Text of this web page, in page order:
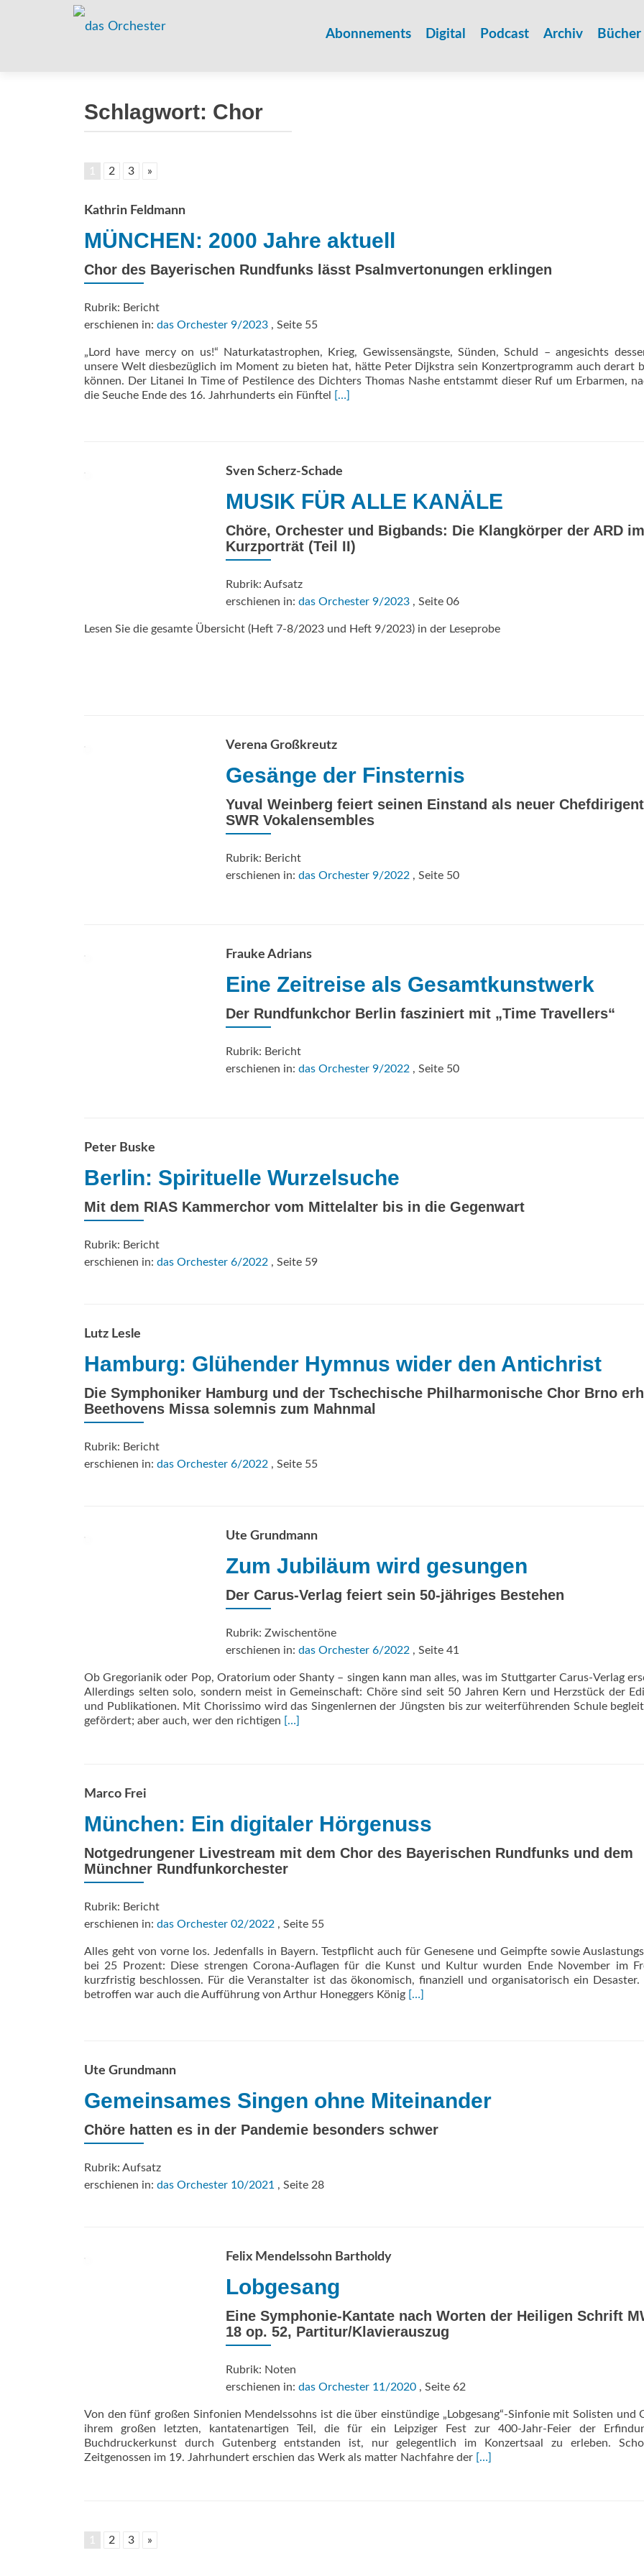
Abonnements Digital Podcast Archiv Bücher
Schlagwort: Chor
1 2 3 »
Kathrin Feldmann
MÜNCHEN: 2000 Jahre aktuell
Chor des Bayerischen Rundfunks lässt Psalmvertonungen erklingen
Rubrik: Bericht
erschienen in: das Orchester 9/2023 , Seite 55
„Lord have mercy on us!“ Naturkatastrophen, Krieg, Gewissensängste, Sünden, Schuld – angesichts
unsere Welt diesbezüglich im Moment zu bieten hat, hätte Peter Dijkstra sein Konzertprogramm auch derart
können. Der Litanei In Time of Pestilence des Dichters Thomas Nashe entstammt dieser Ruf um Erbarmen,
die Seuche Ende des 16. Jahrhunderts ein Fünftel
Read
Jahre
[…]
Sven Scherz-Schade
MUSIK FÜR ALLE KANÄLE
Chöre, Orchester und Bigbands: Die Klangkörper der ARD im
Kurzporträt (Teil II)
Rubrik: Aufsatz
erschienen in: das Orchester 9/2023 , Seite 06
Lesen Sie die gesamte Übersicht (Heft 7-8/2023 und Heft 9/2023) in der Leseprobe
Verena Großkreutz
Gesänge der Finsternis
Yuval Weinberg feiert seinen Einstand als neuer
SWR Vokalensembles
Rubrik: Bericht
erschienen in: das Orchester 9/2022 , Seite 50
Frauke Adrians
Eine Zeitreise als Gesamtkunstwerk
Der Rundfunkchor Berlin fasziniert mit „Time Travellers“
Rubrik: Bericht
erschienen in: das Orchester 9/2022 , Seite 50
Peter Buske
Berlin: Spirituelle Wurzelsuche
Mit dem RIAS Kammerchor vom Mittelalter bis in die Gegenwart
Rubrik: Bericht
erschienen in: das Orchester 6/2022 , Seite 59
Lutz Lesle
Hamburg: Glühender Hymnus wider den Antichrist
Die Symphoniker Hamburg und der Tschechische Philharmonische Chor Brno
Beethovens Missa solemnis zum Mahnmal
Rubrik: Bericht
erschienen in: das Orchester 6/2022 , Seite 55
Ute Grundmann
Zum Jubiläum wird gesungen
Der Carus-Verlag feiert sein 50-jähriges Bestehen
Rubrik: Zwischentöne
erschienen in: das Orchester 6/2022 , Seite 41
Ob Gregorianik oder Pop, Oratorium oder Shanty – singen kann man alles, was im Stuttgarter Carus-Verlag
Allerdings selten solo, sondern meist in Gemeinschaft: Chöre sind seit 50 Jahren Kern und Herzstück der
und Publikationen. Mit Chorissimo wird das Singenlernen der Jüngsten bis zur weiterführenden Schule
gefördert; aber auch, wer den richtigen Read
[…]
Marco Frei
München: Ein digitaler Hörgenuss
Notgedrungener Livestream mit dem Chor des Bayerischen Rundfunks und dem
Münchner Rundfunkorchester
Rubrik: Bericht
erschienen in: das Orchester 02/2022 , Seite 55
Alles geht von vorne los. Jedenfalls in Bayern. Testpflicht auch für Genesene und Geimpfte sowie
bei 25 Prozent: Diese strengen Corona-Auflagen für die Kunst und Kultur wurden Ende November im
kurzfristig beschlossen. Für die Veranstalter ist das ökonomisch, finanziell und organisatorisch ein Desaster.
betroffen war auch die Aufführung von Arthur Honeggers König Read
[…]
Ute Grundmann
Gemeinsames Singen ohne Miteinander
Chöre hatten es in der Pandemie besonders schwer
Rubrik: Aufsatz
erschienen in: das Orchester 10/2021 , Seite 28
Felix Mendelssohn Bartholdy
Lobgesang
Eine Symphonie-Kantate nach Worten der Heiligen Schrift
18 op. 52, Partitur/Klavierauszug
Rubrik: Noten
erschienen in: das Orchester 11/2020 , Seite 62
Von den fünf großen Sinfonien Mendelssohns ist die über einstündige „Lobgesang“-Sinfonie mit Solisten und
ihrem großen letzten, kantatenartigen Teil, die für ein Leipziger Fest zur 400-Jahr-Feier der
Buchdruckerkunst durch Gutenberg entstanden ist, nur gelegentlich im Konzertsaal zu erleben.
Zeitgenossen im 19. Jahrhundert erschien das Werk als matter Nachfahre der Read
[…]
1 2 3 »